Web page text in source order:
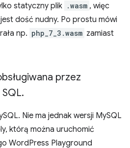
statyczny plik .wasm , więc
dość nudny. Po prostu mówi
np. php_7_3.wasm zamiast
przez
.
Nie ma jednak wersji MySQL
którą można uruchomić
WordPress Playground